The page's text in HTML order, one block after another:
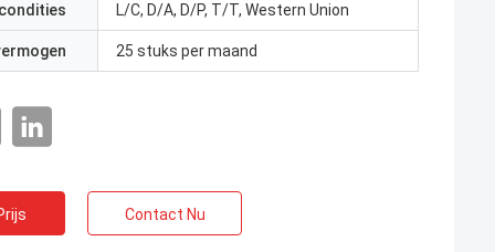
L/C, D/A, D/P, T/T, Western Union
25 stuks per maand
Contact Nu